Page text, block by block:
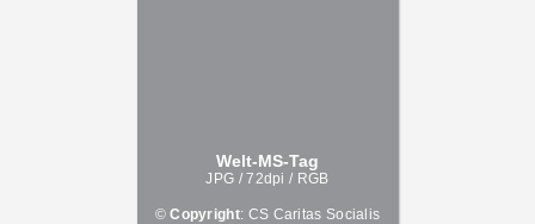
Welt-MS-Tag
JPG / 72dpi / RGB
©Copyright: CS Caritas Socialis